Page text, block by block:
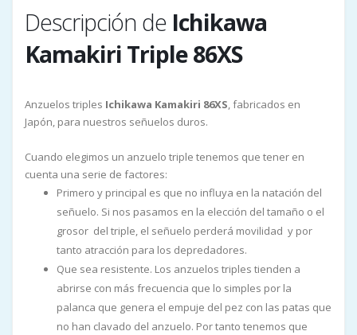
Descripción de Ichikawa
Kamakiri Triple 86XS
Anzuelos triples Ichikawa Kamakiri 86XS, fabricados en
Japón, para nuestros señuelos duros.
Cuando elegimos un anzuelo triple tenemos que tener en
cuenta una serie de factores:
Primero y principal es que no influya en la natación del
señuelo. Si nos pasamos en la elección del tamaño o el
grosor del triple, el señuelo perderá movilidad y por
tanto atracción para los depredadores.
Que sea resistente. Los anzuelos triples tienden a
abrirse con más frecuencia que lo simples por la
palanca que genera el empuje del pez con las patas que
no han clavado del anzuelo. Por tanto tenemos que